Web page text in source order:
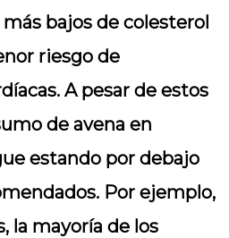
bajos de colesterol
riesgo de
A pesar de estos
de avena en
estando por debajo
Por ejemplo,
la mayoría de los